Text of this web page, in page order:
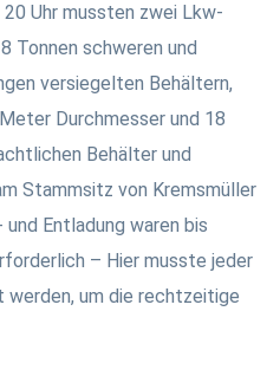
Uhr mussten zwei Lkw-
Tonnen schweren und
versiegelten Behältern,
Durchmesser und 18
Behälter und
Stammsitz von Kremsmüller
Entladung waren bis
– Hier musste jeder
um die rechtzeitige